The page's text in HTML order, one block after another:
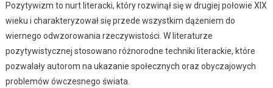
Pozytywizm to nurt literacki, który rozwinął się w drugiej połowie XIX
wieku i charakteryzował się przede wszystkim dążeniem do
wiernego odwzorowania rzeczywistości. W literaturze
pozytywistycznej stosowano różnorodne techniki literackie, które
pozwalały autorom na ukazanie społecznych oraz obyczajowych
problemów ówczesnego świata.